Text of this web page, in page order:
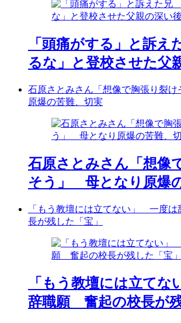
「頭痛がする」と訴
るな」と登校させた父
石原さとみさん「想像で胸張り裂
原爆の苦難、切実
石原さとみさん「想像
そう」 母となり原爆
「もう教壇には立てない」 一度
長が残した「宝」
「もう教壇には立て
辞職願 奮起の校長が残